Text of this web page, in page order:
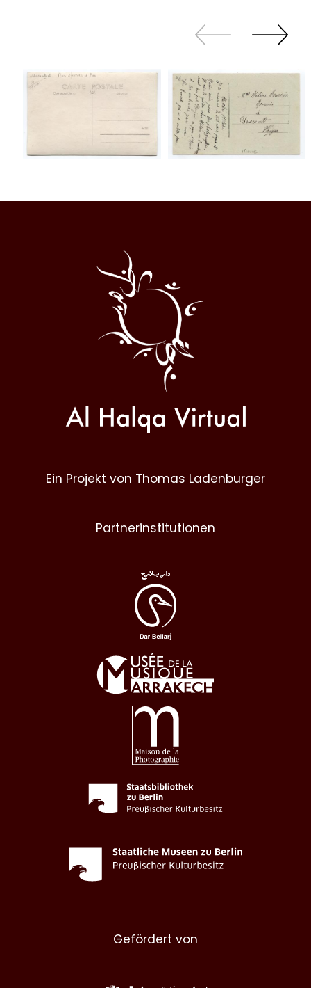
Zurück
sliden
Weiter
sliden
Halqa
Ein Projekt von Thomas Ladenburger
Partnerinstitutionen
Gefördert von